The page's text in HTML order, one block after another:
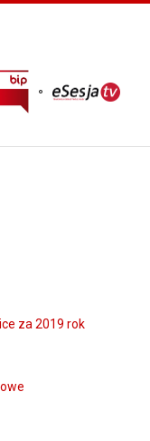
za 2019 rok